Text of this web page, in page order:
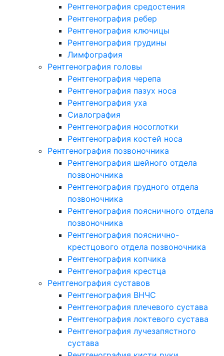
Рентгенография средостения
Рентгенография ребер
Рентгенография ключицы
Рентгенография грудины
Лимфография
Рентгенография головы
Рентгенография черепа
Рентгенография пазух носа
Рентгенография уха
Сиалография
Рентгенография носоглотки
Рентгенография костей носа
Рентгенография позвоночника
Рентгенография шейного отдела
позвоночника
Рентгенография грудного отдела
позвоночника
Рентгенография поясничного отдела
позвоночника
Рентгенография пояснично-
крестцового отдела позвоночника
Рентгенография копчика
Рентгенография крестца
Рентгенография суставов
Рентгенография ВНЧС
Рентгенография плечевого сустава
Рентгенография локтевого сустава
Рентгенография лучезапястного
сустава